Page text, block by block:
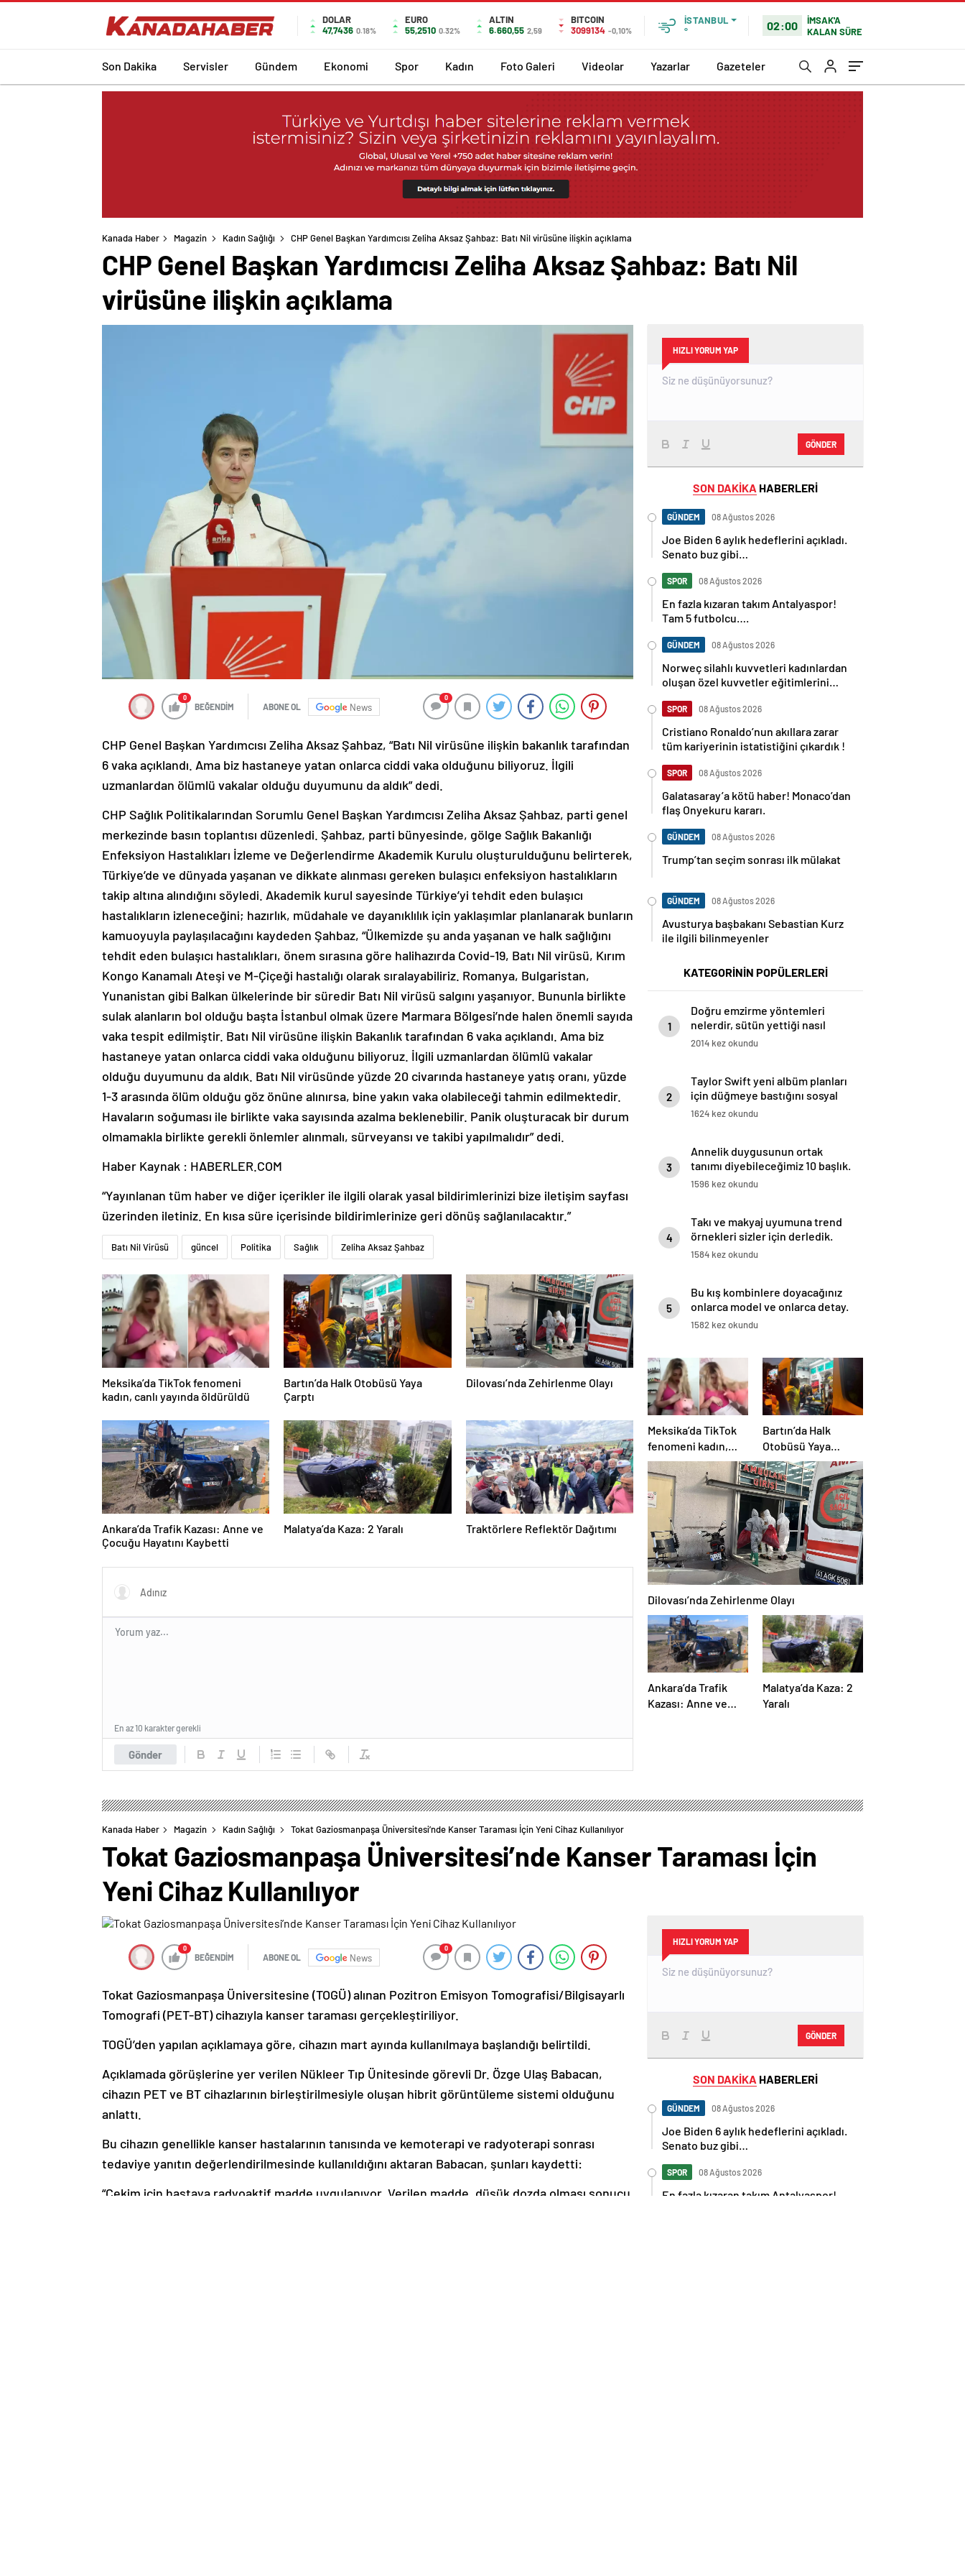
DOLAR
47,7436 0.18%
EURO
55,2510 0.32%
ALTIN
6.660,55 2,59
BITCOIN
3099134 -0,10%
İSTANBUL
°
02:00
İMSAK'A
KALAN SÜRE
Son Dakika Servisler Gündem Ekonomi Spor Kadın Foto Galeri Videolar Yazarlar Gazeteler
Kanada Haber Magazin Kadın Sağlığı CHP Genel Başkan Yardımcısı Zeliha Aksaz Şahbaz: Batı Nil virüsüne ilişkin açıklama
CHP Genel Başkan Yardımcısı Zeliha Aksaz Şahbaz: Batı Nil
virüsüne ilişkin açıklama
0
BEĞENDİM ABONE OL News
0
CHP Genel Başkan Yardımcısı Zeliha Aksaz Şahbaz, “Batı Nil virüsüne ilişkin bakanlık tarafından
6 vaka açıklandı. Ama biz hastaneye yatan onlarca ciddi vaka olduğunu biliyoruz. İlgili
uzmanlardan ölümlü vakalar olduğu duyumunu da aldık” dedi.
CHP Sağlık Politikalarından Sorumlu Genel Başkan Yardımcısı Zeliha Aksaz Şahbaz, parti genel
merkezinde basın toplantısı düzenledi. Şahbaz, parti bünyesinde, gölge Sağlık Bakanlığı
Enfeksiyon Hastalıkları İzleme ve Değerlendirme Akademik Kurulu oluşturulduğunu belirterek,
Türkiye’de ve dünyada yaşanan ve dikkate alınması gereken bulaşıcı enfeksiyon hastalıkların
takip altına alındığını söyledi. Akademik kurul sayesinde Türkiye’yi tehdit eden bulaşıcı
hastalıkların izleneceğini; hazırlık, müdahale ve dayanıklılık için yaklaşımlar planlanarak bunların
kamuoyuyla paylaşılacağını kaydeden Şahbaz, “Ülkemizde şu anda yaşanan ve halk sağlığını
tehdit eden bulaşıcı hastalıkları, önem sırasına göre halihazırda Covid-19, Batı Nil virüsü, Kırım
Kongo Kanamalı Ateşi ve M-Çiçeği hastalığı olarak sıralayabiliriz. Romanya, Bulgaristan,
Yunanistan gibi Balkan ülkelerinde bir süredir Batı Nil virüsü salgını yaşanıyor. Bununla birlikte
sulak alanların bol olduğu başta İstanbul olmak üzere Marmara Bölgesi’nde halen önemli sayıda
vaka tespit edilmiştir. Batı Nil virüsüne ilişkin Bakanlık tarafından 6 vaka açıklandı. Ama biz
hastaneye yatan onlarca ciddi vaka olduğunu biliyoruz. İlgili uzmanlardan ölümlü vakalar
olduğu duyumunu da aldık. Batı Nil virüsünde yüzde 20 civarında hastaneye yatış oranı, yüzde
1-3 arasında ölüm olduğu göz önüne alınırsa, bine yakın vaka olabileceği tahmin edilmektedir.
Havaların soğuması ile birlikte vaka sayısında azalma beklenebilir. Panik oluşturacak bir durum
olmamakla birlikte gerekli önlemler alınmalı, sürveyansı ve takibi yapılmalıdır” dedi.
Haber Kaynak : HABERLER.COM
“Yayınlanan tüm haber ve diğer içerikler ile ilgili olarak yasal bildirimlerinizi bize iletişim sayfası
üzerinden iletiniz. En kısa süre içerisinde bildirimlerinize geri dönüş sağlanılacaktır.”
Batı Nil Virüsü güncel Politika Sağlık Zeliha Aksaz Şahbaz
Meksika’da TikTok fenomeni
kadın, canlı yayında öldürüldü
Bartın’da Halk Otobüsü Yaya
Çarptı
Dilovası’nda Zehirlenme Olayı
Ankara’da Trafik Kazası: Anne ve
Çocuğu Hayatını Kaybetti
Malatya’da Kaza: 2 Yaralı Traktörlere Reflektör Dağıtımı
Gönder
En az 10 karakter gerekli
HIZLI YORUM YAP
GÖNDER
SON DAKİKA HABERLERİ
GÜNDEM 08 Ağustos 2026
Joe Biden 6 aylık hedeflerini açıkladı.
Senato buz gibi…
SPOR 08 Ağustos 2026
En fazla kızaran takım Antalyaspor!
Tam 5 futbolcu….
GÜNDEM 08 Ağustos 2026
Norweç silahlı kuvvetleri kadınlardan
oluşan özel kuvvetler eğitimlerini
SPOR 08 Ağustos 2026
Cristiano Ronaldo’nun akıllara zarar
tüm kariyerinin istatistiğini çıkardık !
SPOR 08 Ağustos 2026
Galatasaray’a kötü haber! Monaco’dan
flaş Onyekuru kararı.
GÜNDEM 08 Ağustos 2026
Trump’tan seçim sonrası ilk mülakat
GÜNDEM 08 Ağustos 2026
Avusturya başbakanı Sebastian Kurz
ile ilgili bilinmeyenler
KATEGORİNİN POPÜLERLERİ
1
Doğru emzirme yöntemleri
nelerdir, sütün yettiği nasıl
anlaşılır?
2014 kez okundu
2
Taylor Swift yeni albüm planları
için düğmeye bastığını sosyal
medyadan duyurdu!
1624 kez okundu
3
Annelik duygusunun ortak
tanımı diyebileceğimiz 10 başlık.
1596 kez okundu
4
Takı ve makyaj uyumuna trend
örnekleri sizler için derledik.
1584 kez okundu
5
Bu kış kombinlere doyacağınız
onlarca model ve onlarca detay.
1582 kez okundu
Meksika’da TikTok
fenomeni kadın,
canlı yayında
öldürüldü
Bartın’da Halk
Otobüsü Yaya
Çarptı
Dilovası’nda Zehirlenme Olayı
Ankara’da Trafik
Kazası: Anne ve
Malatya’da Kaza: 2
Yaralı
Kanada Haber Magazin Kadın Sağlığı Tokat Gaziosmanpaşa Üniversitesi’nde Kanser Taraması İçin Yeni Cihaz Kullanılıyor
Tokat Gaziosmanpaşa Üniversitesi’nde Kanser Taraması İçin
Yeni Cihaz Kullanılıyor
0
BEĞENDİM ABONE OL News
0
Tokat Gaziosmanpaşa Üniversitesine (TOGÜ) alınan Pozitron Emisyon Tomografisi/Bilgisayarlı
Tomografi (PET-BT) cihazıyla kanser taraması gerçekleştiriliyor.
TOGÜ’den yapılan açıklamaya göre, cihazın mart ayında kullanılmaya başlandığı belirtildi.
Açıklamada görüşlerine yer verilen Nükleer Tıp Ünitesinde görevli Dr. Özge Ulaş Babacan,
cihazın PET ve BT cihazlarının birleştirilmesiyle oluşan hibrit görüntüleme sistemi olduğunu
anlattı.
Bu cihazın genellikle kanser hastalarının tanısında ve kemoterapi ve radyoterapi sonrası
tedaviye yanıtın değerlendirilmesinde kullanıldığını aktaran Babacan, şunları kaydetti:
“Çekim için hastaya radyoaktif madde uygulanıyor. Verilen madde, düşük dozda olması sonucu
HIZLI YORUM YAP
GÖNDER
SON DAKİKA HABERLERİ
GÜNDEM 08 Ağustos 2026
Joe Biden 6 aylık hedeflerini açıkladı.
Senato buz gibi…
SPOR 08 Ağustos 2026
En fazla kızaran takım Antalyaspor!